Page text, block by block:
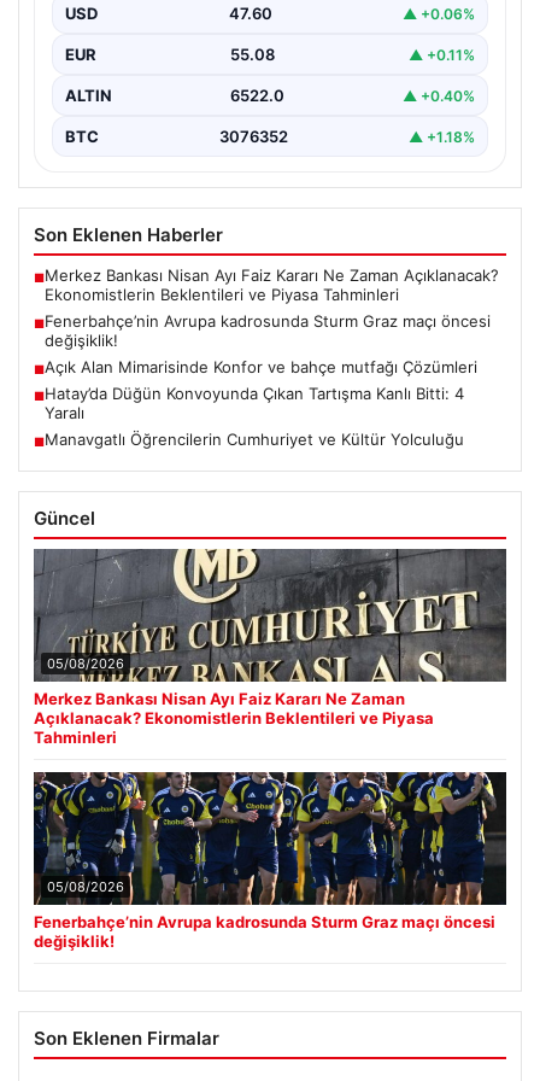
değişiklik!
Açık Alan Mimarisinde Konfor ve bahçe mutfağı Çözümleri
Yaralı
05/08/2026
Merkez Bankası Nisan Ayı Faiz Kararı Ne Zaman
Açıklanacak? Ekonomistlerin Beklentileri ve Piyasa
Tahminleri
05/08/2026
Fenerbahçe’nin Avrupa kadrosunda Sturm Graz maçı öncesi
değişiklik!
Son Eklenen Firmalar